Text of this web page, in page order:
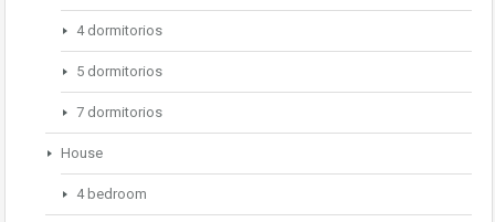
4 dormitorios
5 dormitorios
7 dormitorios
House
4 bedroom